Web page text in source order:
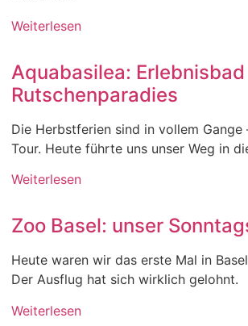
Weiterlesen
Aquabasilea:
Rutschenparadies
Die Herbstferien sind in vollem
Tour. Heute führte uns unser Weg in
Weiterlesen
Zoo Basel: unser
Heute waren wir das erste Mal in
Der Ausflug hat sich wirklich gelohnt.
Weiterlesen